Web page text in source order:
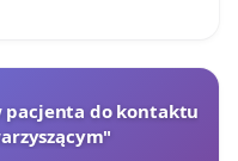
pacjenta do kontaktu